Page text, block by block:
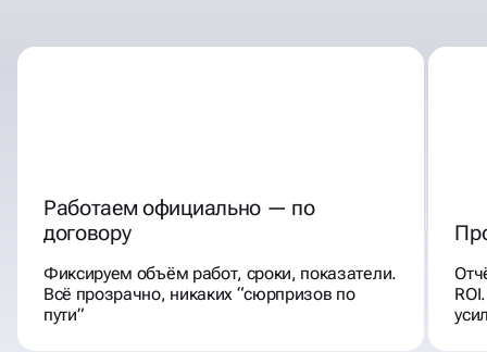
ВЫБИРАЮТ НАС ДЛЯ
Работаем официально — по
договору
Фиксируем объём работ, сроки, показатели.
Всё прозрачно, никаких “сюрпризов по
пути”